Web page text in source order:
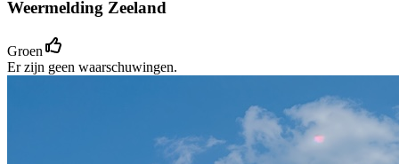
Weermelding Zeeland
Groen
Er zijn geen waarschuwingen.